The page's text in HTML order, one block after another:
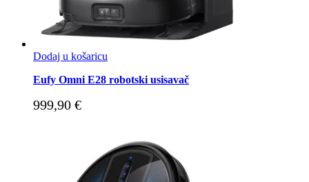
Dodaj u košaricu
Eufy Omni E28 robotski usisavač
999,90 €